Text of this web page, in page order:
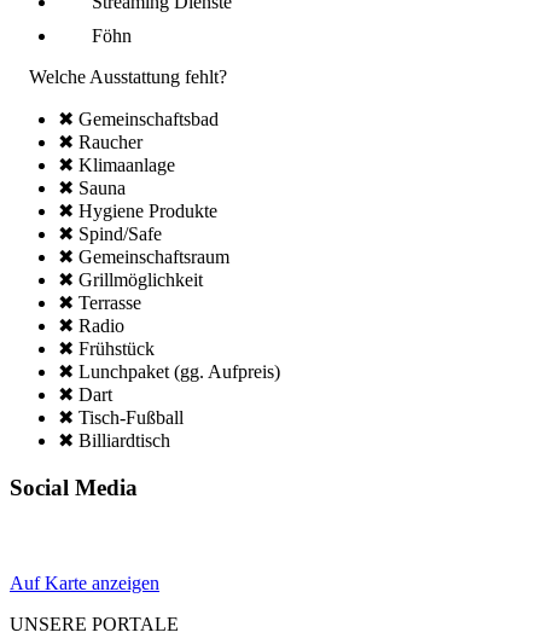
Föhn
Welche Ausstattung fehlt?
✖ Gemeinschafts­bad
✖ Raucher
✖ Klima­anlage
✖ Sauna
✖ Hygiene Produkte
✖ Spind/Safe
✖ Gemeinschafts­raum
✖ Grillmöglich­keit
✖ Terrasse
✖ Radio
✖ Frühstück
✖ Lunchpaket (gg. Aufpreis)
✖ Dart
✖ Tisch-Fußball
✖ Billiardtisch
Social Media
Auf Karte anzeigen
UNSERE PORTALE